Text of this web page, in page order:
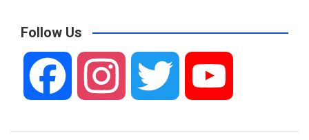
Follow Us